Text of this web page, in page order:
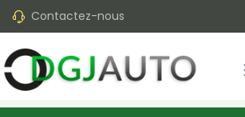
Contactez-nous